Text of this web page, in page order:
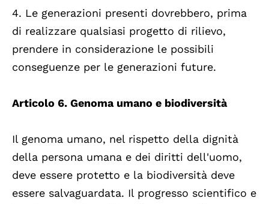
4. Le generazioni presenti dovrebbero, prima
di realizzare qualsiasi progetto di rilievo,
prendere in considerazione le possibili
conseguenze per le generazioni future.
Articolo 6. Genoma umano e biodiversità
Il genoma umano, nel rispetto della dignità
della persona umana e dei diritti dell'uomo,
deve essere protetto e la biodiversità deve
essere salvaguardata. Il progresso scientifico e